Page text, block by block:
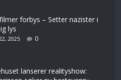
forbys – Setter nazister i
lys
2025 0
lanserer realityshow: